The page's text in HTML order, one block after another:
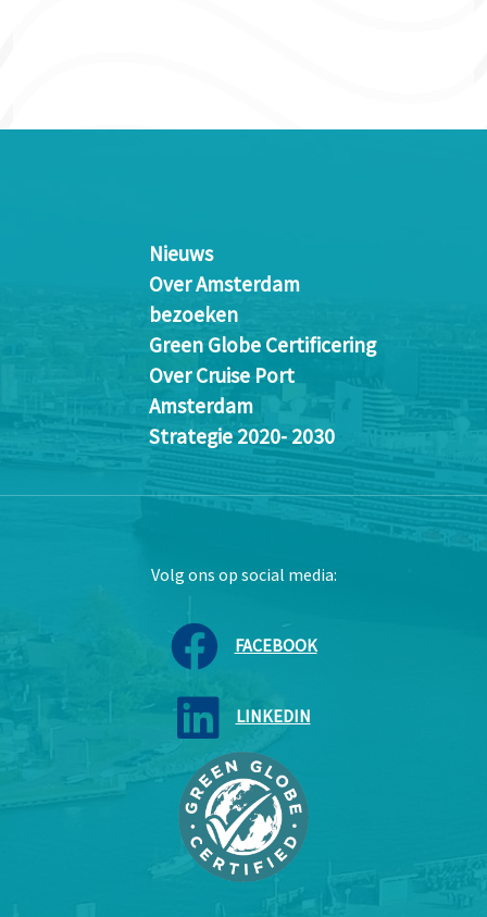
Nieuws
Over Amsterdam
bezoeken
Green Globe Certificering
Over Cruise Port
Amsterdam
Strategie 2020- 2030
Volg ons op social media:
FACEBOOK
LINKEDIN